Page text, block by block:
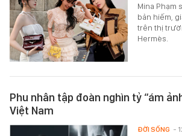
Mina Phạm
bản hiếm,
trên thị
Hermès.
Phu nhân tập đoàn nghìn tỷ “ám
Việt Nam
ĐỜI SỐNG -